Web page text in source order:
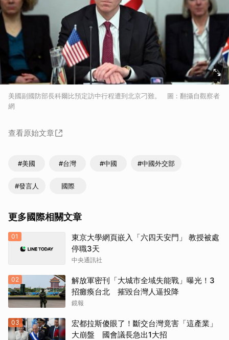
美國副國防部長科爾比預定訪中行程遭到北京刁難。 圖 : 翻攝自觀察者
網
查看原始文章
#美國 #台灣 #中國 #中國外交部
#發言人 國際
更多國際相關文章
01
東京大學網頁嵌入「六四天安門」 教授被處
停職3天
中央通訊社
02
解放軍密刊「大城市全域失能戰」曝光！3
招癱瘓台北 摧毀台灣人逼投降
鏡報
03
宏都拉斯傻眼了！斷交台灣竟害「這產業」
大崩盤 國會議長急出1大招